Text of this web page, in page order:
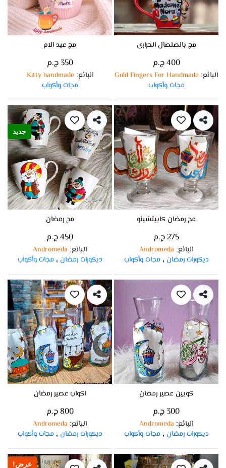
مج بالصلصال الحرارى
400 ج.م
البائع:
Gold Fingers For Handmade
مجات وأكواب
مج عيد الام
350 ج.م
البائع:
Kitty handmade
مجات وأكواب
مج رمضان كابيتشينو
275 ج.م
البائع:
Andromeda
ديكورات رمضان ,مجات وأكواب
جديد
مج رمضان
450 ج.م
البائع:
Andromeda
ديكورات رمضان ,مجات وأكواب
كوبين عصير رمضان
300 ج.م
البائع:
Andromeda
ديكورات رمضان ,مجات وأكواب
اكواب عصير رمضان
800 ج.م
البائع:
Andromeda
ديكورات رمضان ,مجات وأكواب
عرض!